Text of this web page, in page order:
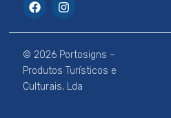
a
e
b
o
o
k
n
t
a
g
r
a
m
© 2026 Portosigns –
Produtos Turísticos e
Culturais, Lda